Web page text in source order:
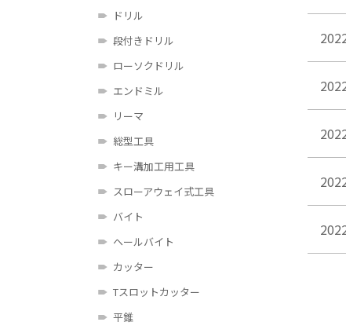
ドリル
段付きドリル
ローソクドリル
エンドミル
リーマ
総型工具
キー溝加工用工具
スローアウェイ式工具
バイト
ヘールバイト
カッター
Tスロットカッター
平錐